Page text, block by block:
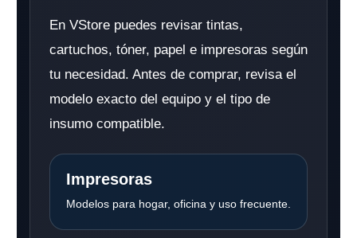
En VStore puedes revisar tintas,
cartuchos, tóner, papel e impresoras según
tu necesidad. Antes de comprar, revisa el
modelo exacto del equipo y el tipo de
insumo compatible.
Impresoras
Modelos para hogar, oficina y uso frecuente.